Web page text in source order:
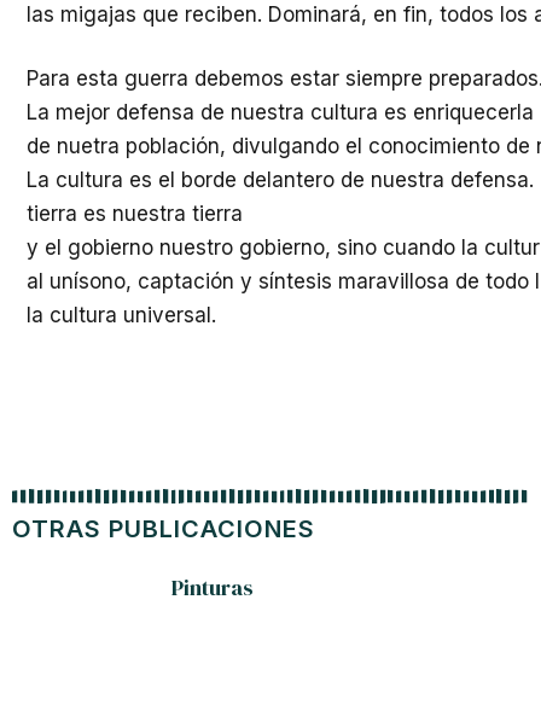
las migajas que reciben. Dominará, en fin, todos
Para esta guerra debemos estar siempre
La mejor defensa de nuestra cultura es
de nuetra población, divulgando el conocimiento
La cultura es el borde delantero de nuestra
tierra es nuestra tierra
y el gobierno nuestro gobierno, sino cuando la
al unísono, captación y síntesis maravillosa de todo
la cultura universal.
OTRAS PUBLICACIONES
Pinturas